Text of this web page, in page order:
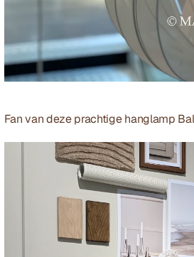
Fan van deze prachtige hanglamp